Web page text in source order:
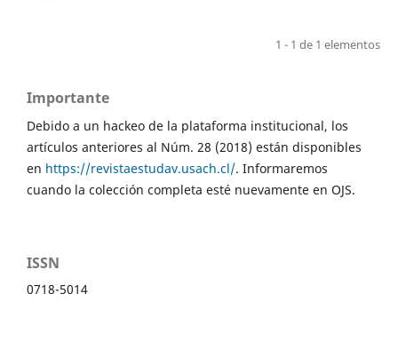
1 - 1 de 1 elementos
Importante
Debido a un hackeo de la plataforma institucional, los
artículos anteriores al Núm. 28 (2018) están disponibles
en https://revistaestudav.usach.cl/. Informaremos
cuando la colección completa esté nuevamente en OJS.
ISSN
0718-5014